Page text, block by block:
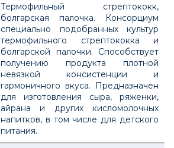
Термофильный стрептококк,
болгарская палочка. Консорциум
специально подобранных культур
термофильного стрептококка и
болгарской палочки. Способствует
получению продукта плотной
невязкой консистенции и
гармоничного вкуса. Предназначен
для изготовления сыра, ряженки,
айрана и других кисломолочных
напитков, в том числе для детского
питания.